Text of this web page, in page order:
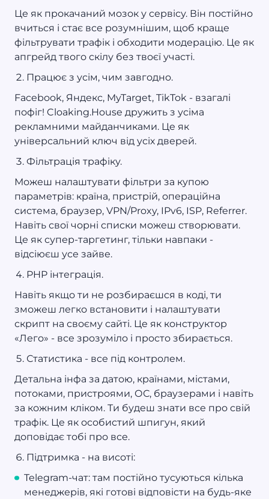
Це як прокачаний мозок у сервісу. Він постійно
вчиться і стає все розумнішим, щоб краще
фільтрувати трафік і обходити модерацію. Це як
апгрейд твого скілу без твоєї участі.
Працює з усім, чим завгодно.
Facebook, Яндекс, MyTarget, TikTok - взагалі
пофіг! Cloaking.House дружить з усіма
рекламними майданчиками. Це як
універсальний ключ від усіх дверей.
Фільтрація трафіку.
Можеш налаштувати фільтри за купою
параметрів: країна, пристрій, операційна
система, браузер, VPN/Proxy, IPv6, ISP, Referrer.
Навіть свої чорні списки можеш створювати.
Це як супер-таргетинг, тільки навпаки -
відсіюєш усе зайве.
PHP інтеграція.
Навіть якщо ти не розбираєшся в коді, ти
зможеш легко встановити і налаштувати
скрипт на своєму сайті. Це як конструктор
«Лего» - все зрозуміло і просто збирається.
Статистика - все під контролем.
Детальна інфа за датою, країнами, містами,
потоками, пристроями, ОС, браузерами і навіть
за кожним кліком. Ти будеш знати все про свій
трафік. Це як особистий шпигун, який
доповідає тобі про все.
Підтримка - на висоті:
Telegram-чат: там постійно тусуються кілька
менеджерів, які готові відповісти на будь-яке